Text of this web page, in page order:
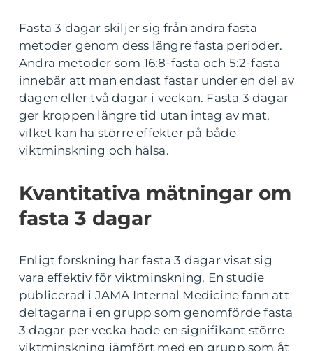
Fasta 3 dagar skiljer sig från andra fasta
metoder genom dess längre fasta perioder.
Andra metoder som 16:8-fasta och 5:2-fasta
innebär att man endast fastar under en del av
dagen eller två dagar i veckan. Fasta 3 dagar
ger kroppen längre tid utan intag av mat,
vilket kan ha större effekter på både
viktminskning och hälsa.
Kvantitativa mätningar om
fasta 3 dagar
Enligt forskning har fasta 3 dagar visat sig
vara effektiv för viktminskning. En studie
publicerad i JAMA Internal Medicine fann att
deltagarna i en grupp som genomförde fasta
3 dagar per vecka hade en signifikant större
viktminskning jämfört med en grupp som åt